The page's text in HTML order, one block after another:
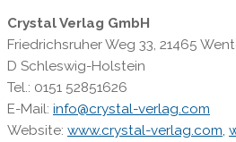
Crystal Verlag GmbH
Friedrichsruher Weg 33, 21465
D Schleswig-Holstein
Tel.: 0151 52851626
E-Mail: info@crystal-verlag.com
Website: www.crystal-verlag.com,